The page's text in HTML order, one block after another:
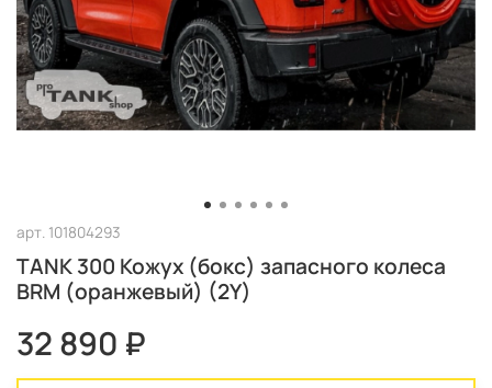
арт. 101804293
TANK 300 Кожух (бокс) запасного колеса
BRM (оранжевый) (2Y)
32 890 ₽